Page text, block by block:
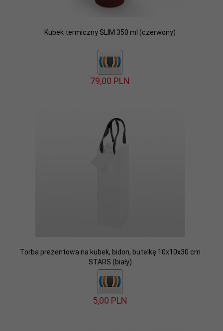
Kubek termiczny SLIM 350 ml (czerwony)
79,00 PLN
Torba prezentowa na kubek, bidon, butelkę 10x10x30 cm
STARS (biały)
5,00 PLN